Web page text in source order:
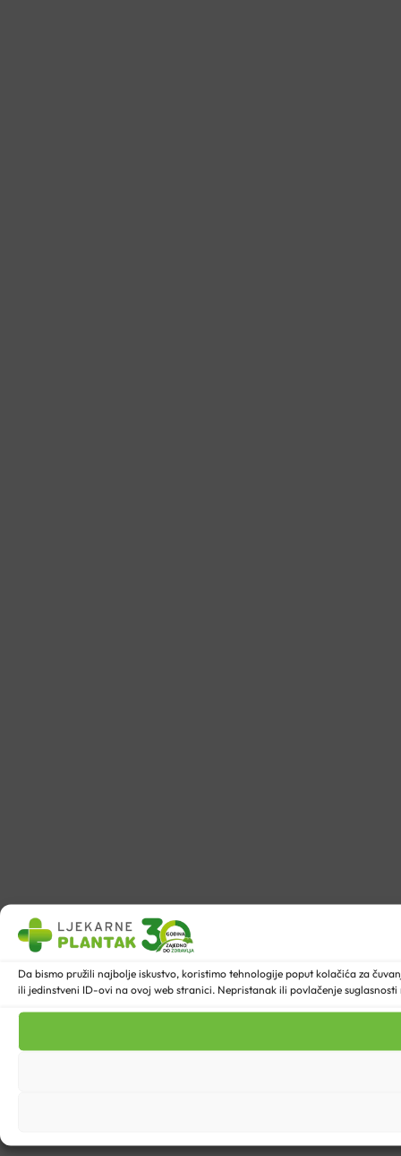
Da bismo pružili najbolje iskustvo, koristimo tehnologije poput kolačića za
ili jedinstveni ID-ovi na ovoj web stranici. Nepristanak ili povlačenje